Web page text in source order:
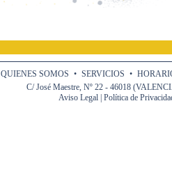
QUIENES SOMOS • SERVICIOS •
C/ José Maestre, Nº 22 - 46018
Aviso Legal| Política de